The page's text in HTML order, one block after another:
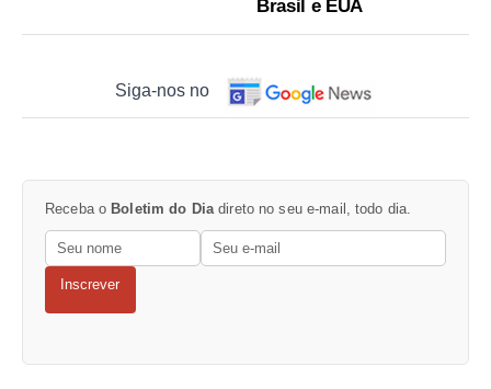
Brasil e EUA
Siga-nos no
Receba o Boletim do Dia direto no seu e-mail, todo dia.
Inscrever